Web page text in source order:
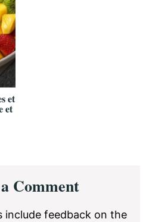
et
et
Comment
include feedback on the